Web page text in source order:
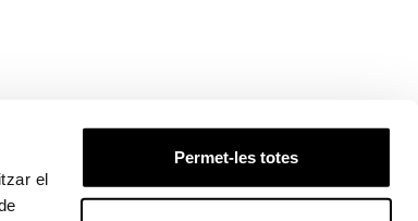
el
Permet-les totes